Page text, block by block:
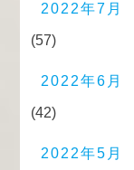
2022年7月
(57)
2022年6月
(42)
2022年5月